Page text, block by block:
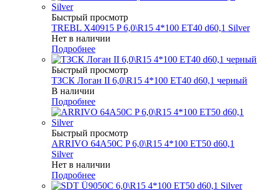
Быстрый просмотр
TREBL X40915 P 6,0\R15 4*100 ET40 d60,1 Silver
Нет в наличии
Подробнее
Быстрый просмотр
ТЗСК Логан II 6,0\R15 4*100 ET40 d60,1 черный
В наличии
Подробнее
Быстрый просмотр
ARRIVO 64A50C P 6,0\R15 4*100 ET50 d60,1
Silver
Нет в наличии
Подробнее